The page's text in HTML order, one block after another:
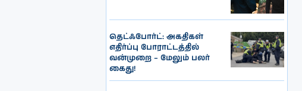
தெட்ஃபோர்ட்: அகதிகள்
எதிர்ப்பு போராட்டத்தில்
வன்முறை – மேலும் பலர்
கைது!